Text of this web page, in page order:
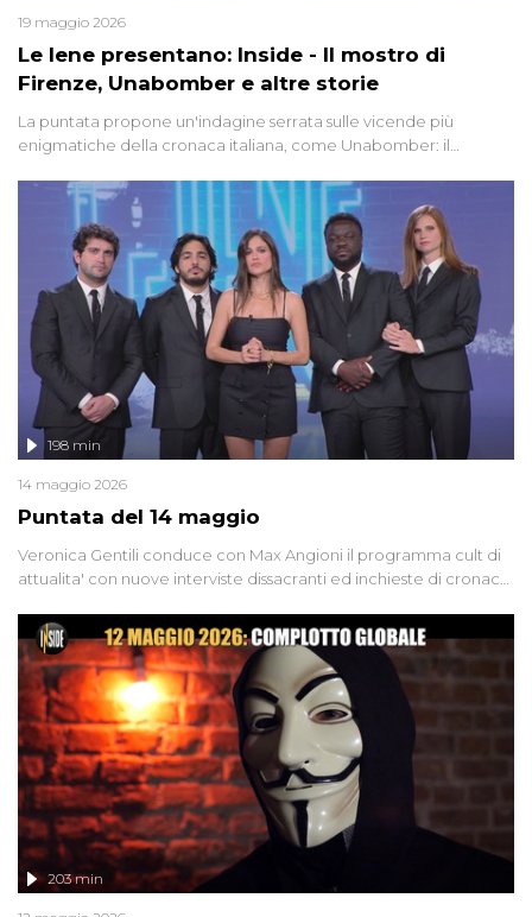
Le Iene presentano: Inside - Il mostro di
Firenze, Unabomber e altre storie
19 maggio 2026
La puntata propone un'indagine serrata sulle vicende più
enigmatiche della cronaca italiana, come Unabomber: il
'90 e il 2000 che, inquietantemente, potrebbe essere ancora in
libertà. Lo speciale affronta inoltre le zone d'ombra sul Mostro di
Firenze, le cui responsabilità appaiono ancora oggi avvolte in un
groviglio di dubbi mai chiariti. Nel corso dello speciale anche
l'intervista inedita a Olindo Romano, realizzata ne...
Puntata del 14 maggio
198 min
14 maggio 2026
Veronica Gentili conduce con Max Angioni il programma cult di
attualita' con nuove interviste dissacranti ed inchieste di cronaca
203 min